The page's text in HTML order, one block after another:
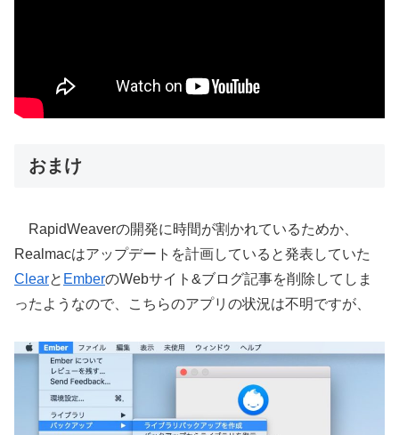
おまけ
RapidWeaverの開発に時間が割かれているためか、
Realmacはアップデートを計画していると発表していた
Clearと EmberのWebサイト&ブログ記事を削除してしま
ったようなので、こちらのアプリの状況は不明ですが、